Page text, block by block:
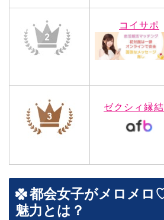
コイサポ
ゼクシィ縁
都会女子がメロメロ
魅力とは？